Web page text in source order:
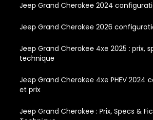
Jeep Grand Cherokee 2024
Jeep Grand Cherokee 2026
Jeep Grand Cherokee 4xe 2025 : prix,
technique
Jeep Grand Cherokee 4xe PHEV 2024
et prix
Jeep Grand Cherokee : Prix, Specs &